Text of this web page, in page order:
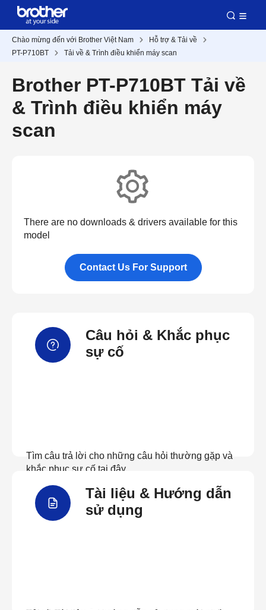
Chào mừng đến với Brother Việt Nam
Hỗ trợ & Tải về
PT-P710BT
Tải về & Trình điều khiển máy scan
Brother PT-P710BT Tải về
& Trình điều khiển máy
scan
There are no downloads & drivers available for this
model
Contact Us For Support
Câu hỏi & Khắc phục
sự cố
Tìm câu trả lời cho những câu hỏi thường gặp và
khắc phục sự cố tại đây
Xem câu hỏi thường gặp
Tài liệu & Hướng dẫn
sử dụng